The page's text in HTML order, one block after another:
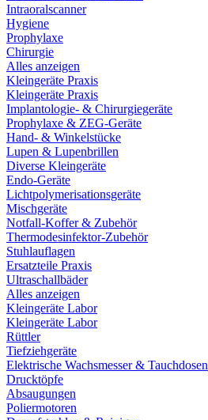
Intraoralscanner
Hygiene
Prophylaxe
Chirurgie
Alles anzeigen
Kleingeräte Praxis
Kleingeräte Praxis
Implantologie- & Chirurgiegeräte
Prophylaxe & ZEG-Geräte
Hand- & Winkelstücke
Lupen & Lupenbrillen
Diverse Kleingeräte
Endo-Geräte
Lichtpolymerisationsgeräte
Mischgeräte
Notfall-Koffer & Zubehör
Thermodesinfektor-Zubehör
Stuhlauflagen
Ersatzteile Praxis
Ultraschallbäder
Alles anzeigen
Kleingeräte Labor
Kleingeräte Labor
Rüttler
Tiefziehgeräte
Elektrische Wachsmesser & Tauchdosen
Drucktöpfe
Absaugungen
Poliermotoren